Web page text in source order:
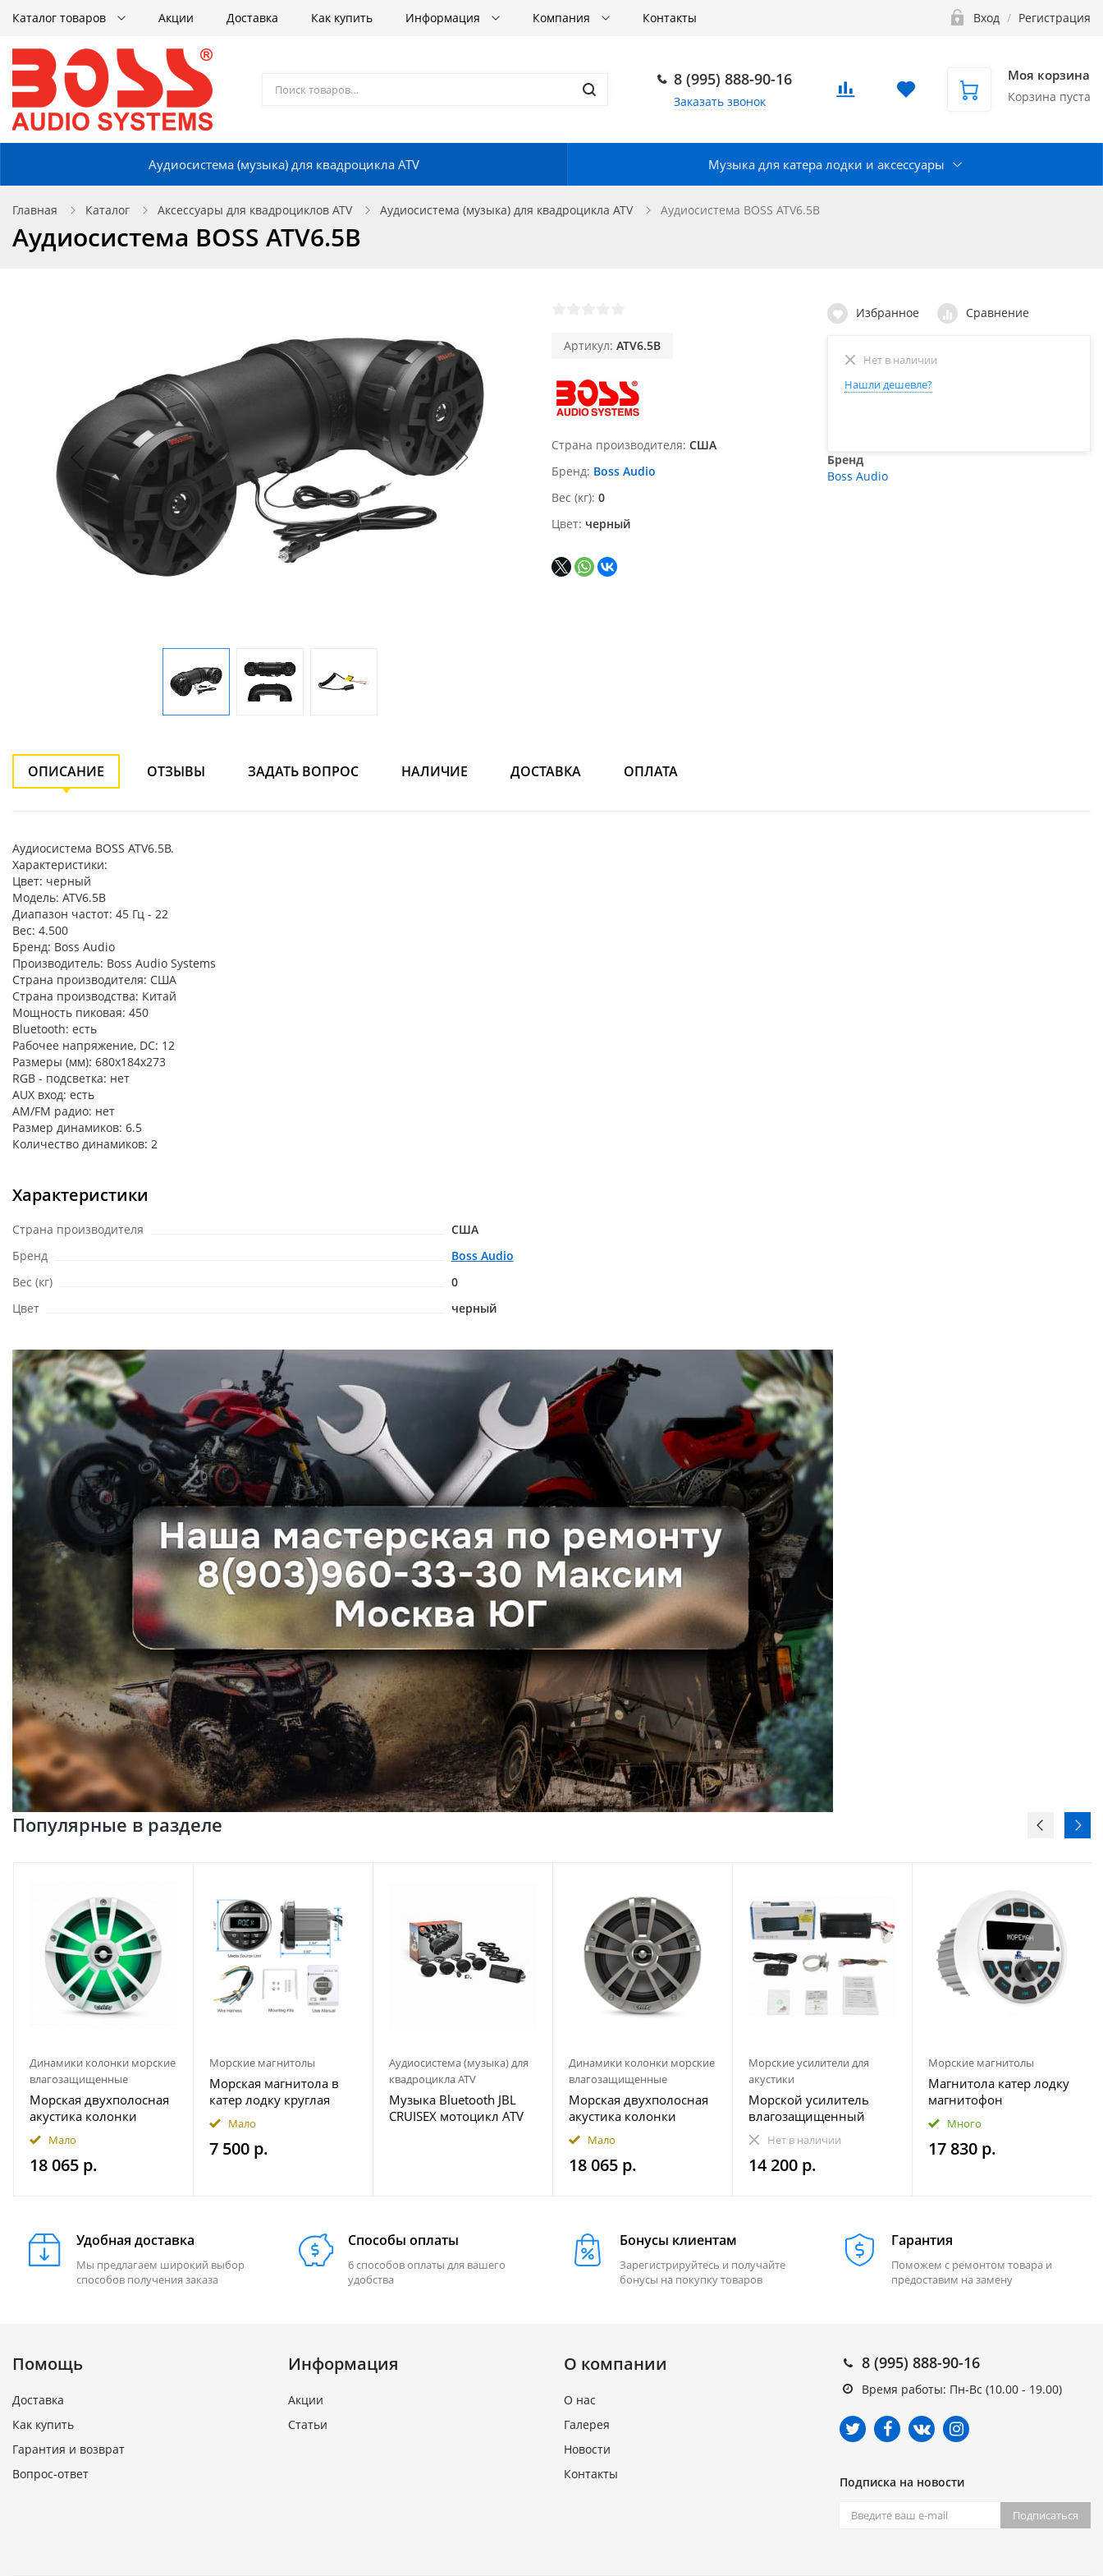
Каталог товаров Акции Доставка Как купить Информация Компания Контакты Вход / Регистрация
8 (995) 888-90-16
Заказать звонок
Моя корзина
Корзина пуста
Аудиосистема (музыка) для квадроцикла ATV Музыка для катера лодки и аксессуары
Главная Каталог Аксессуары для квадроциклов ATV Аудиосистема (музыка) для квадроцикла ATV Аудиосистема BOSS ATV6.5B
Аудиосистема BOSS ATV6.5B
Артикул: ATV6.5B
Страна производителя США
Бренд Boss Audio
Вес (кг) 0
Цвет черный
Избранное Сравнение
Нет в наличии
Нашли дешевле?
Бренд
Boss Audio
ОПИСАНИЕ ОТЗЫВЫ ЗАДАТЬ ВОПРОС НАЛИЧИЕ ДОСТАВКА ОПЛАТА
Аудиосистема BOSS ATV6.5B.
Характеристики:
Цвет: черный
Модель: ATV6.5B
Диапазон частот: 45 Гц - 22
Вес: 4.500
Бренд: Boss Audio
Производитель: Boss Audio Systems
Страна производителя: США
Страна производства: Китай
Мощность пиковая: 450
Bluetooth: есть
Рабочее напряжение, DC: 12
Размеры (мм): 680х184х273
RGB - подсветка: нет
AUX вход: есть
AM/FM радио: нет
Размер динамиков: 6.5
Количество динамиков: 2
Характеристики
Страна производителя
США
Бренд
Boss Audio
Вес (кг)
0
Цвет
черный
Популярные в разделе
Динамики колонки морские
влагозащищенные
Морская двухполосная
акустика колонки
INFINITY 622MLW
Мало
18 065 р.
Морские магнитолы
Морская магнитола в
катер лодку круглая
Bluetooth AKAMATE MS-
10RV
Мало
7 500 р.
Аудиосистема (музыка) для
квадроцикла ATV
Музыка Bluetooth JBL
CRUISEX мотоцикл ATV
Динамики колонки морские
влагозащищенные
Морская двухполосная
акустика колонки
INFINITY 622MLT
Мало
18 065 р.
Морские усилители для
акустики
Морской усилитель
влагозащищенный
Velex VX-502
Нет в наличии
14 200 р.
Морские магнитолы
Магнитола катер лодку
магнитофон
влагозащищенная
МОРЕМАН XFa-НЕ820
Много
17 830 р.
Удобная доставка
Мы предлагаем широкий выбор
способов получения заказа
Способы оплаты
6 способов оплаты для вашего
удобства
Бонусы клиентам
Зарегистрируйтесь и получайте
бонусы на покупку товаров
Гарантия
Поможем с ремонтом товара и
предоставим на замену
Помощь
Доставка
Как купить
Гарантия и возврат
Вопрос-ответ
Информация
Акции
Статьи
О компании
О нас
Галерея
Новости
Контакты
8 (995) 888-90-16
Время работы: Пн-Вс (10.00 - 19.00)
Подписка на новости
Подписаться